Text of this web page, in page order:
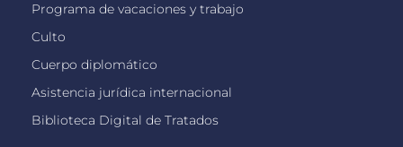
Programa de vacaciones y trabajo
Culto
Cuerpo diplomático
Asistencia jurídica internacional
Biblioteca Digital de Tratados